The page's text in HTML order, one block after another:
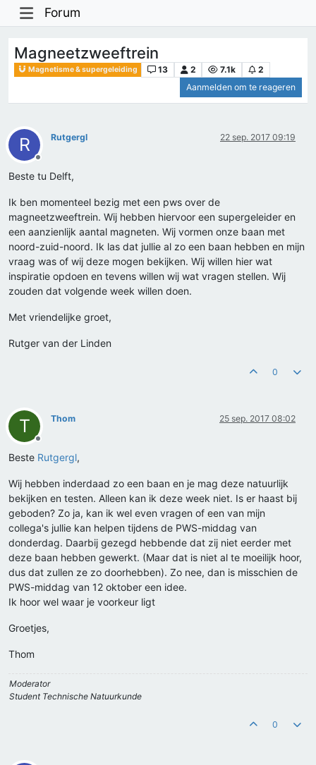
Forum
Magneetzweeftrein
Magnetisme & supergeleiding 13 2 7.1k
2
Aanmelden om te reageren
R
Offline
Rutgergl 22 sep. 2017 09:19
Beste tu Delft,
Ik ben momenteel bezig met een pws over de
magneetzweeftrein. Wij hebben hiervoor een supergeleider en
een aanzienlijk aantal magneten. Wij vormen onze baan met
noord-zuid-noord. Ik las dat jullie al zo een baan hebben en mijn
vraag was of wij deze mogen bekijken. Wij willen hier wat
inspiratie opdoen en tevens willen wij wat vragen stellen. Wij
zouden dat volgende week willen doen.
Met vriendelijke groet,
Rutger van der Linden
0
T
Offline
Thom 25 sep. 2017 08:02
Beste Rutgergl,
Wij hebben inderdaad zo een baan en je mag deze natuurlijk
bekijken en testen. Alleen kan ik deze week niet. Is er haast bij
geboden? Zo ja, kan ik wel even vragen of een van mijn
collega's jullie kan helpen tijdens de PWS-middag van
donderdag. Daarbij gezegd hebbende dat zij niet eerder met
deze baan hebben gewerkt. (Maar dat is niet al te moeilijk hoor,
dus dat zullen ze zo doorhebben). Zo nee, dan is misschien de
PWS-middag van 12 oktober een idee.
Ik hoor wel waar je voorkeur ligt
Groetjes,
Thom
Moderator
Student Technische Natuurkunde
0